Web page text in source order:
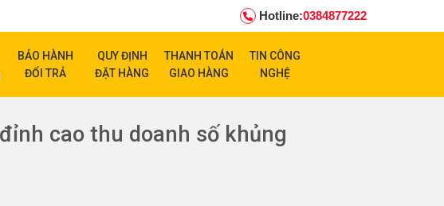
Hotline:0384877222
BẢO HÀNH
ĐỔI TRẢ
QUY ĐỊNH
ĐẶT HÀNG
THANH TOÁN
GIAO HÀNG
TIN CÔNG
NGHỆ
cao thu doanh số khủng